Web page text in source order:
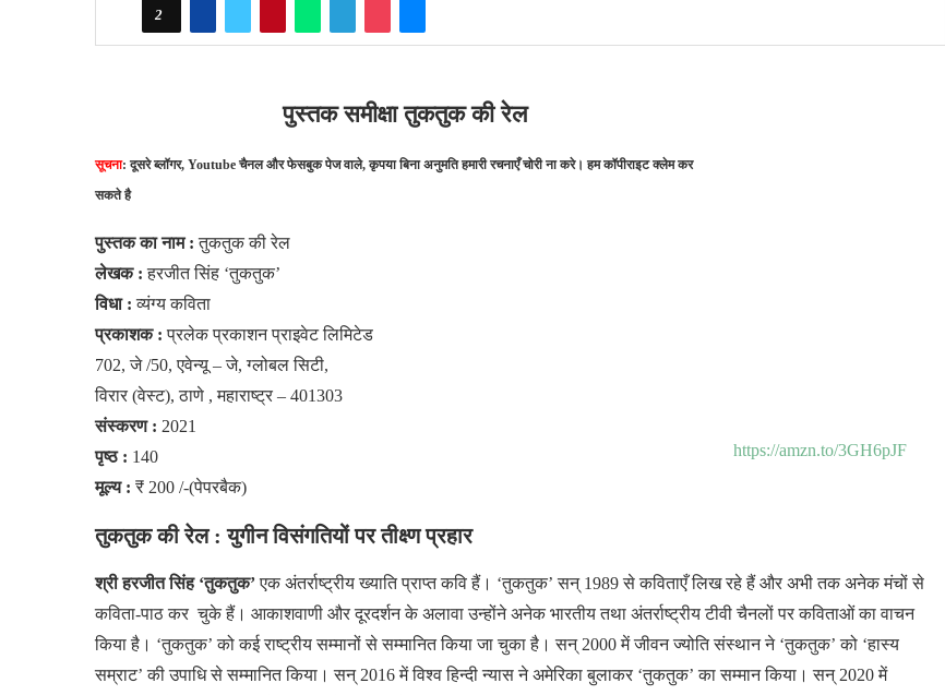
2
https://amzn.to/3GH6pJF
पुस्तक समीक्षा तुकतुक की रेल
सूचना: दूसरे ब्लॉगर, Youtube चैनल और फेसबुक पेज वाले, कृपया बिना अनुमति हमारी रचनाएँ चोरी ना करे। हम कॉपीराइट क्लेम कर
सकते है
पुस्तक का नाम :तुकतुक की रेल
लेखक : हरजीत सिंह ‘तुकतुक’
विधा : व्यंग्य कविता
प्रकाशक : प्रलेक प्रकाशन प्राइवेट लिमिटेड
702, जे /50, एवेन्यू – जे, ग्लोबल सिटी,
विरार (वेस्ट), ठाणे , महाराष्ट्र – 401303
संस्करण : 2021
पृष्ठ : 140
मूल्य : ₹ 200 /-(पेपरबैक)
तुकतुक की रेल : युगीन विसंगतियों पर तीक्ष्ण प्रहार
श्री हरजीत सिंह ‘तुकतुक’ एक अंतर्राष्ट्रीय ख्याति प्राप्त कवि हैं। ‘तुकतुक’ सन् 1989 से कविताएँ लिख रहे हैं और अभी तक अनेक मंचों से
कविता-पाठ कर चुके हैं। आकाशवाणी और दूरदर्शन के अलावा उन्होंने अनेक भारतीय तथा अंतर्राष्ट्रीय टीवी चैनलों पर कविताओं का वाचन
किया है। ‘तुकतुक’ को कई राष्ट्रीय सम्मानों से सम्मानित किया जा चुका है। सन् 2000 में जीवन ज्योति संस्थान ने ‘तुकतुक’ को ‘हास्य
सम्राट’ की उपाधि से सम्मानित किया। सन् 2016 में विश्व हिन्दी न्यास ने अमेरिका बुलाकर ‘तुकतुक’ का सम्मान किया। सन् 2020 में